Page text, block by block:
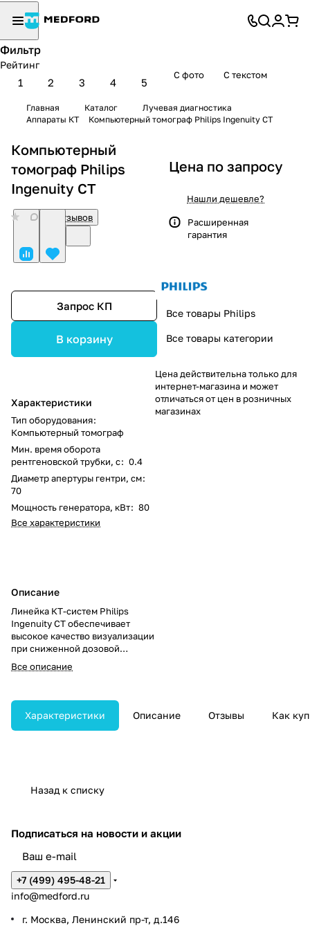
Фильтр
Рейтинг
1 2 3 4 5
С фото С текстом
Главная Каталог
Лучевая диагностика
Аппараты КТ
Компьютерный томограф Philips Ingenuity CT
Компьютерный
томограф Philips
Ingenuity CT
Нет отзывов
Запрос КП
В корзину
Характеристики
Тип оборудования:
Компьютерный томограф
Мин. время оборота
рентгеновской трубки, с: 0.4
Диаметр апертуры гентри, см:
70
Мощность генератора, кВт: 80
Все характеристики
Описание
Линейка КТ-систем Philips
Ingenuity CT обеспечивает
высокое качество визуализации
при сниженной дозовой
нагрузке, интеграцию с ИТ-
инфраструктурой и
совместной работы. Аппараты
ориентированы на повышение
рентабельности и качества
учреждения.
Все описание
Цена по запросу
Нашли дешевле?
Расширенная
гарантия
Все товары Philips
Все товары категории
Цена действительна только для
интернет-магазина и может
отличаться от цен в розничных
магазинах
Характеристики Описание Отзывы Как
Назад к списку
Подписаться на новости и акции
+7 (499) 495-48-21
info@medford.ru
г. Москва, Ленинский пр-т, д.146